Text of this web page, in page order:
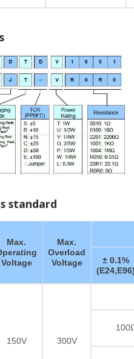
standard
Max.
Voltage
Max.
Overload
Voltage
± 0.1%
150V 300V